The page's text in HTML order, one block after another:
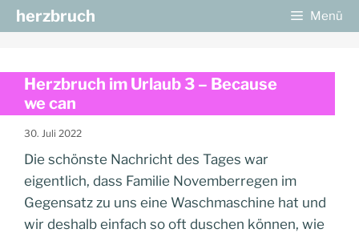
Zum
Inhalt
herzbruch Menü
Herzbruch im Urlaub 3 – Because
we can
30. Juli 2022
Die schönste Nachricht des Tages war
eigentlich, dass Familie Novemberregen im
Gegensatz zu uns eine Waschmaschine hat und
wir deshalb einfach so oft duschen können, wie